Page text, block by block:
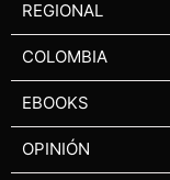
REGIONAL
COLOMBIA
EBOOKS
OPINIÓN